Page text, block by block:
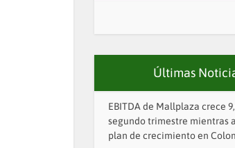
Últimas
EBITDA de Mallplaza crece
segundo trimestre mientras
plan de crecimiento en